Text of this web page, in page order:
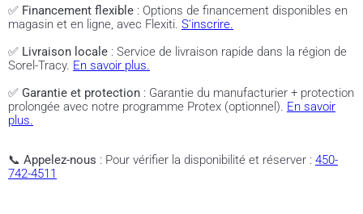
✅ Financement flexible : Options de financement disponibles en
magasin et en ligne, avec Flexiti. S'inscrire.
✅ Livraison locale : Service de livraison rapide dans la région de
Sorel-Tracy. En savoir plus.
✅ Garantie et protection : Garantie du manufacturier + protection
prolongée avec notre programme Protex (optionnel). En savoir
plus.
📞 Appelez-nous : Pour vérifier la disponibilité et réserver : 450-
742-4511